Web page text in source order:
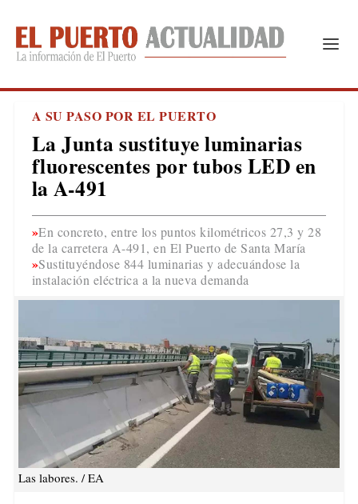
A SU PASO POR EL PUERTO
La Junta sustituye luminarias
fluorescentes por tubos LED en
la A-491
En concreto, entre los puntos kilométricos 27,3 y 28
de la carretera A-491, en El Puerto de Santa María
Sustituyéndose 844 luminarias y adecuándose la
instalación eléctrica a la nueva demanda
Las labores. / EA